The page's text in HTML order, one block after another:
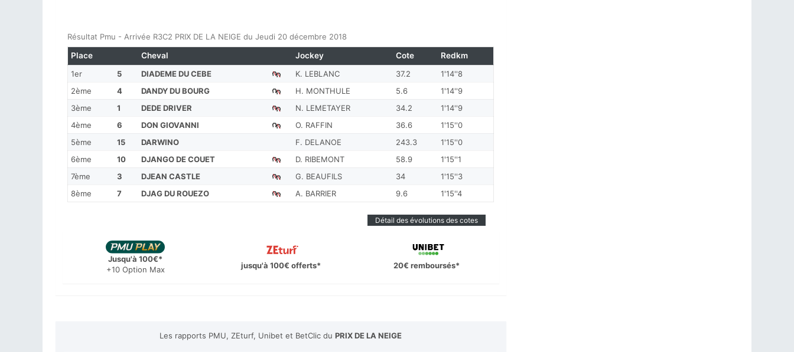
Résultat Pmu - Arrivée R3C2 PRIX DE LA NEIGE du Jeudi 20 décembre 2018
1er 5 DIADEME DU CEBE K. LEBLANC 37.2
1'14''8
2ème
4 DANDY DU BOURG H. MONTHULE 5.6
1'14''9
3ème
1 DEDE DRIVER N. LEMETAYER 34.2
1'14''9
4ème
6 DON GIOVANNI O. RAFFIN 36.6
1'15''0
5ème
15 DARWINO F. DELANOE 243.3
1'15''0
6ème
10 DJANGO DE COUET D. RIBEMONT 58.9
1'15''1
7ème
3 DJEAN CASTLE G. BEAUFILS 34
1'15''3
8ème
7 DJAG DU ROUEZO A. BARRIER 9.6 1'15''4
Place Cheval Jockey Cote Redkm
Détail des évolutions des cotes
Jusqu'à 100€*
+10 Option Max
jusqu'à 100€ offerts* 20€ remboursés*
Les rapports PMU, ZEturf, Unibet et BetClic duPRIX DE LA NEIGE